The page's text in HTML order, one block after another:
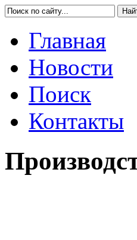
Главная
Новости
Поиск
Контакты